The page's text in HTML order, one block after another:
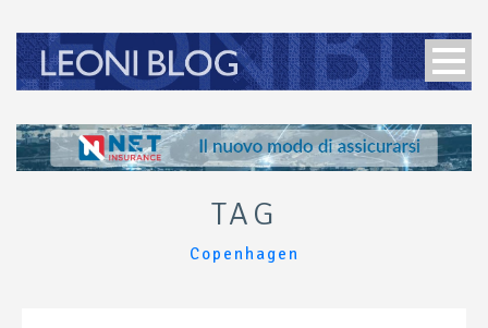
TAG
Copenhagen